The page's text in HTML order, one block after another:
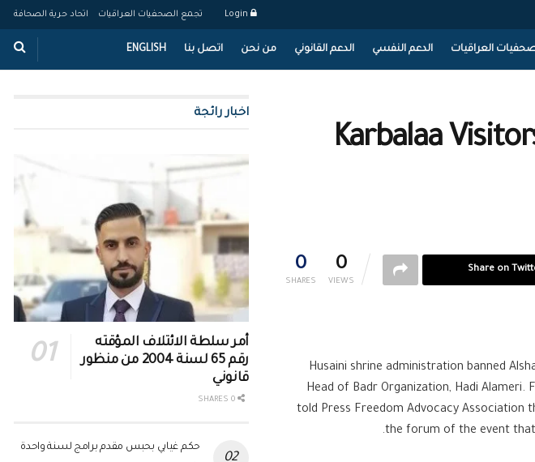
تجمع الصحفيات العراقيات اتحاد حرية الصحافة
العراقيات الدعم النفسي الدعم القانوني من نحن اتصل بنا ENGLISH
Karbalaa
0
SHARES
0
VIEWS
Share on
Husaini shrine administration banned
Head of Badr Organization, Hadi Alameri.
told Press Freedom Advocacy Association
the forum of the event that
اخبار رائجة
أمر سلطة الائتلاف المؤقته
رقم 65 لسنة 2004 من منظور
قانوني
حكم غيابي بحبس مقدم برامج لسنة واحدة